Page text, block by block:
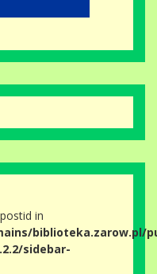
in
biblioteka.zarow.pl/
sidebar-